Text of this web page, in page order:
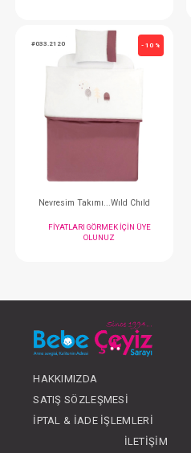
Uyku Seti...Wıld Chıld
Nevresim Takımı...Wıld Chıld
FIYATLARI GÖRMEK IÇIN ÜYE
HAKKIMIZDA
SATIŞ SÖZLEŞMESI
İPTAL & İADE İŞLEMLERI
İLETIŞIM